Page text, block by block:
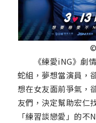
《練愛iNG》劇情
蛇組，夢想當演員，
想在女友面前爭氣，
友們，決定幫助宏仁
「練習談戀愛」的